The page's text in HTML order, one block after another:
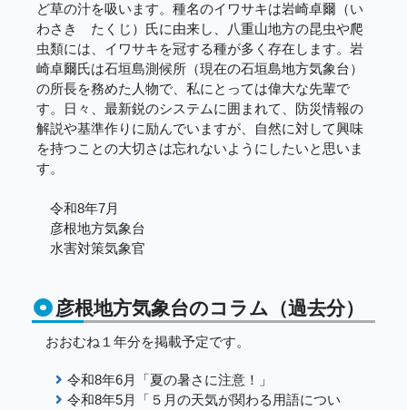
ど草の汁を吸います。種名のイワサキは岩崎卓爾（い
わさき たくじ）氏に由来し、八重山地方の昆虫や爬
虫類には、イワサキを冠する種が多く存在します。岩
崎卓爾氏は石垣島測候所（現在の石垣島地方気象台）
の所長を務めた人物で、私にとっては偉大な先輩で
す。日々、最新鋭のシステムに囲まれて、防災情報の
解説や基準作りに励んでいますが、自然に対して興味
を持つことの大切さは忘れないようにしたいと思いま
す。
令和8年7月
彦根地方気象台
水害対策気象官
彦根地方気象台のコラム（過去分）
おおむね１年分を掲載予定です。
令和8年6月「夏の暑さに注意！」
令和8年5月「５月の天気が関わる用語につい